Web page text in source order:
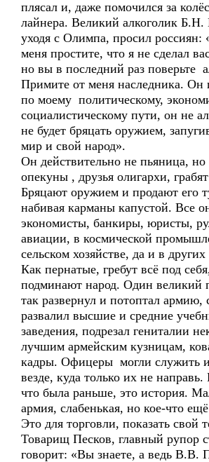
плясал и, даже помочился за
лайнера. Великий алкоголик Б.Н.
уходя с Олимпа, просил
меня простите, что я не сделал
но вы в последний раз поверьте
Примите от меня наследника. Он
по моему политическому,
социалистическому пути, он не
не будет бряцать оружием,
мир и свой народ».
Он действительно не пьяница, но
опекуны , друзья олигархи,
Бряцают оружием и продают его
набивая карманы капустой. Все
экономисты, банкиры, юристы,
авиации, в космической
сельском хозяйстве, да и в других
Как пернатые, гребут всё под
подминают народ. Один великий
так развернул и потоптал армию,
развалил высшие и средние
заведения, подрезал гениталии
лучшим армейским кузницам,
кадры. Офицеры могли служить и
везде, куда только их не направь.
что была раньше, это история.
армия, слабенькая, но кое-что
Это для торговли, показать свой
Товарищ Песков, главный рупор
говорит: «Вы знаете, а ведь В.В.